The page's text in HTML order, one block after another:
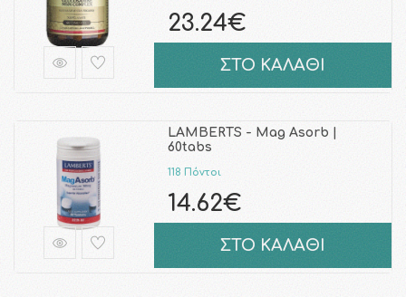
23.24€
ΣΤΟ ΚΑΛΑΘΙ
LAMBERTS - Mag Asorb |
60tabs
118 Πόντοι
14.62€
ΣΤΟ ΚΑΛΑΘΙ